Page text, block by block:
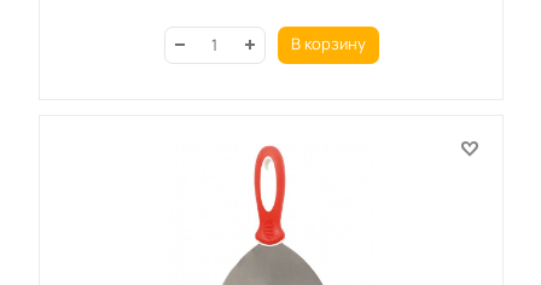
В корзину